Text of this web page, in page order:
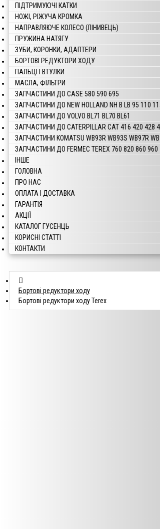
ПІДТРИМУЮЧІ КАТКИ
НОЖІ, РІЖУЧА КРОМКА
НАПРАВЛЯЮЧЕ КОЛЕСО (ЛІНИВЕЦЬ)
ПРУЖИНА НАТЯГУ
ЗУБИ, КОРОНКИ, АДАПТЕРИ
БОРТОВІ РЕДУКТОРИ ХОДУ
ПАЛЬЦІ І ВТУЛКИ
МАСЛА, ФІЛЬТРИ
ЗАПЧАСТИНИ ДО CASE 580 590 695
ЗАПЧАСТИНИ ДО NEW HOLLAND NH B LB 95 110
ЗАПЧАСТИНИ ДО VOLVO BL71 BL70 BL61
ЗАПЧАСТИНИ ДО CATERPILLAR CAT 416 420 428
ЗАПЧАСТИНИ KOMATSU WB93R WB93S WB97R
ЗАПЧАСТИНИ ДО FERMEC TEREX 760 820 860 960
ІНШЕ
ГОЛОВНА
ПРО НАС
ОПЛАТА І ДОСТАВКА
ГАРАНТІЯ
АКЦІЇ
КАТАЛОГ ГУСЕНЦЬ
КОРИСНІ СТАТТІ
КОНТАКТИ
Бортові редуктори ходу
Бортові редуктори ходу Terex